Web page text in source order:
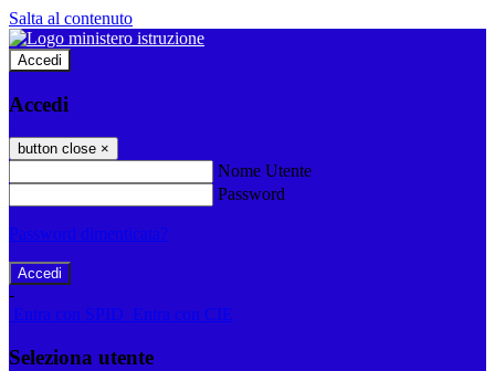
Salta al contenuto
Accedi
Accedi
button close ×
Nome Utente
Password
Password dimenticata?
-
Entra con SPID
Entra con CIE
Seleziona utente